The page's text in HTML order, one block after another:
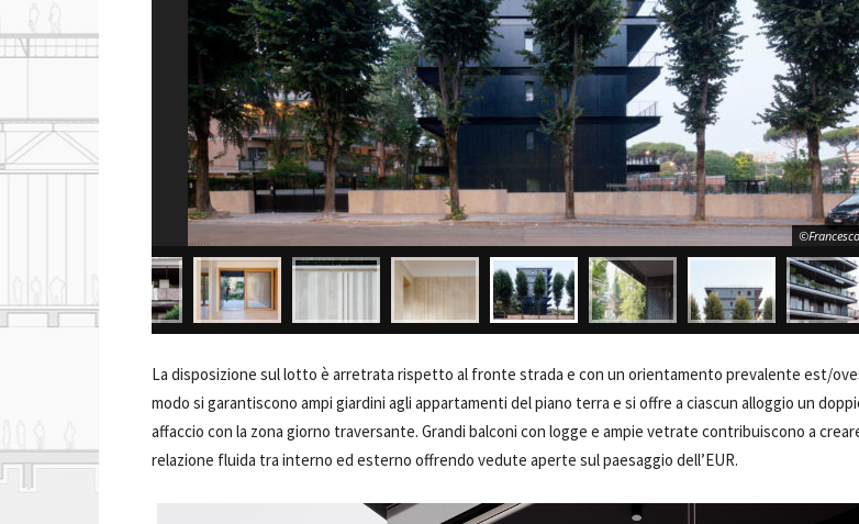
La disposizione sul lotto è arretrata rispetto al fronte strada e con un orientamento prevalente est/
modo si garantiscono ampi giardini agli appartamenti del piano terra e si offre a ciascun alloggio un
affaccio con la zona giorno traversante. Grandi balconi con logge e ampie vetrate contribuiscono a
relazione fluida tra interno ed esterno offrendo vedute aperte sul paesaggio dell’EUR.